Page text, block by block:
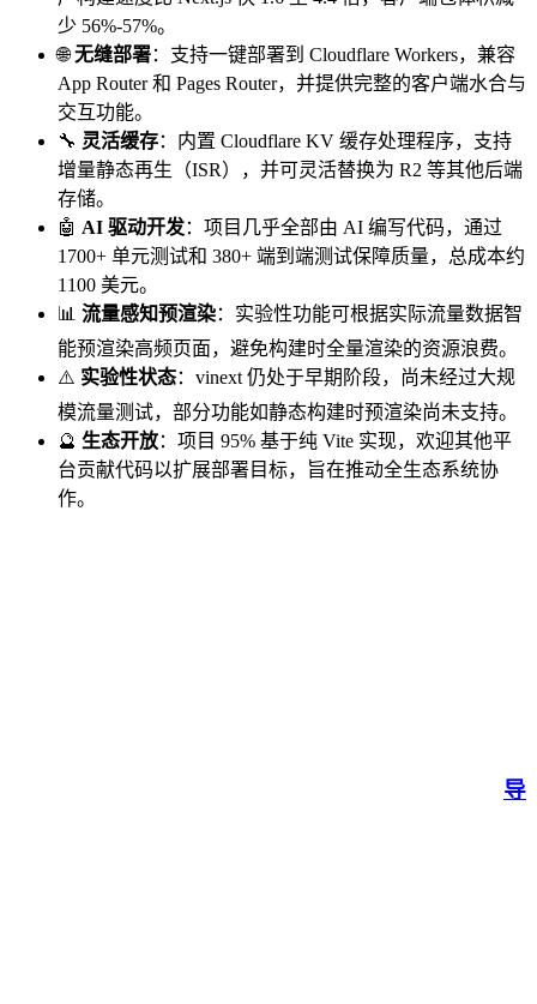
少 56%-57%。
🌐无缝部署：支持一键部署到 Cloudflare Workers，兼容
App Router 和 Pages Router，并提供完整的客户端水合与
交互功能。
🔧 灵活缓存：内置 Cloudflare KV 缓存处理程序，支持
增量静态再生（ISR），并可灵活替换为 R2 等其他后端
存储。
🤖 AI 驱动开发：项目几乎全部由 AI 编写代码，通过
1700+ 单元测试和 380+ 端到端测试保障质量，总成本约
1100 美元。
📊 流量感知预渲染：实验性功能可根据实际流量数据智
能预渲染高频页面，避免构建时全量渲染的资源浪费。
⚠️ 实验性状态：vinext 仍处于早期阶段，尚未经过大规
模流量测试，部分功能如静态构建时预渲染尚未支持。
🔮 生态开放：项目 95% 基于纯 Vite 实现，欢迎其他平
台贡献代码以扩展部署目标，旨在推动全生态系统协
作。
导